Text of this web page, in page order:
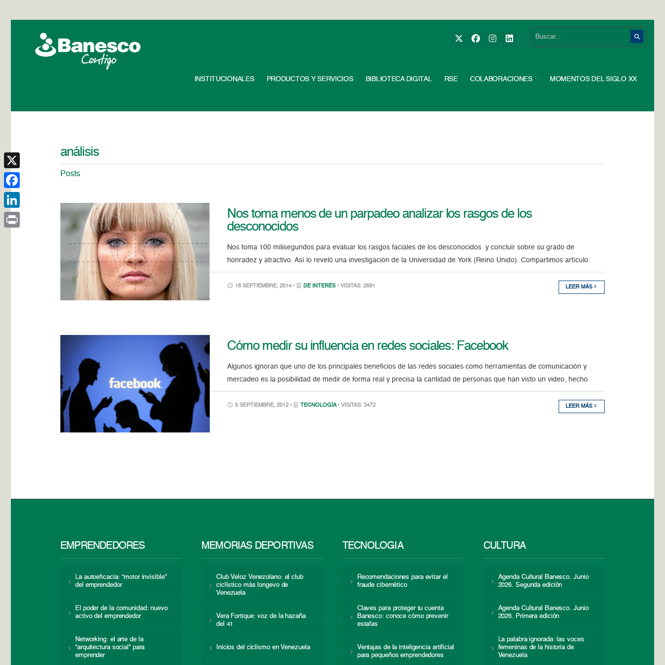
INSTITUCIONALES PRODUCTOS Y SERVICIOS BIBLIOTECA DIGITAL RSE COLABORACIONES MOMENTOS DEL SIGLO XX
análisis
Posts
Nos toma menos de un parpadeo analizar los rasgos de los
desconocidos
Nos toma 100 milisegundos para evaluar los rasgos faciales de los desconocidos y concluir sobre su grado de
honradez y atractivo. Así lo reveló una investigación de la Universidad de York (Reino Unido). Compartimos artículo
18 SEPTIEMBRE, 2014 • DE INTERÉS • VISITAS: 2691 LEER MÁS
Cómo medir su influencia en redes sociales: Facebook
Algunos ignoran que uno de los principales beneficios de las redes sociales como herramientas de comunicación y
mercadeo es la posibilidad de medir de forma real y precisa la cantidad de personas que han visto un video, hecho
5 SEPTIEMBRE, 2012 • TECNOLOGÍA • VISITAS: 3472 LEER MÁS
EMPRENDEDORES
La autoeficacia: “motor invisible”
del emprendedor
El poder de la comunidad: nuevo
activo del emprendedor
Networking: el arte de la
“arquitectura social” para
emprender
MEMORIAS DEPORTIVAS
Club Veloz Venezolano: el club
ciclístico más longevo de
Venezuela
Vera Fortique: voz de la hazaña
del 41
Inicios del ciclismo en Venezuela
TECNOLOGÍA
Recomendaciones para evitar el
fraude cibernético
Claves para proteger tu cuenta
Banesco: conoce cómo prevenir
estafas
Ventajas de la inteligencia artificial
para pequeños emprendedores
CULTURA
Agenda Cultural Banesco. Junio
2026. Segunda edición
Agenda Cultural Banesco. Junio
2026. Primera edición
La palabra ignorada: las voces
femeninas de la historia de
Venezuela
X
Facebook
LinkedIn